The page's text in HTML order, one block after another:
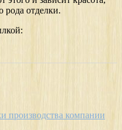
рода отделки.
производства компании